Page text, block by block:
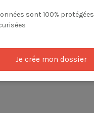
sont 100% protégées
Je crée mon dossier